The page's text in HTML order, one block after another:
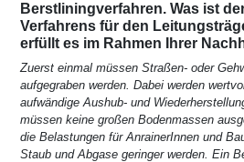
Berstliningverfahren. Was ist
Verfahrens für den
erfüllt es im Rahmen Ihrer
Zuerst einmal müssen Straßen- oder
aufgegraben werden. Dabei werden
aufwändige Aushub- und
müssen keine großen Bodenmassen
die Belastungen für AnrainerInnen und
Staub und Abgase geringer werden. Ein